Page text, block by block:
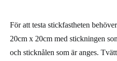
För att testa stickfastheten
20cm x 20cm med stickningen
och sticknålen som är anges.